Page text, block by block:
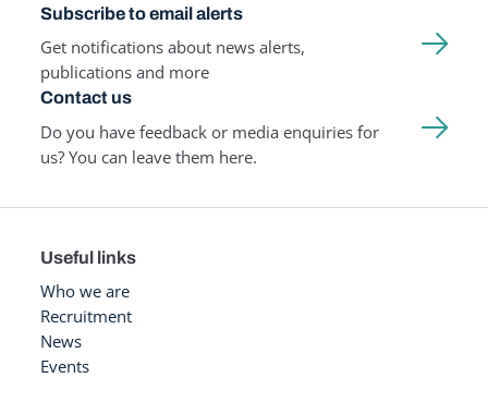
Subscribe to email alerts
Get notifications about news alerts,
publications and more
Contact us
Do you have feedback or media enquiries for
us? You can leave them here.
Useful links
Who we are
Recruitment
News
Events